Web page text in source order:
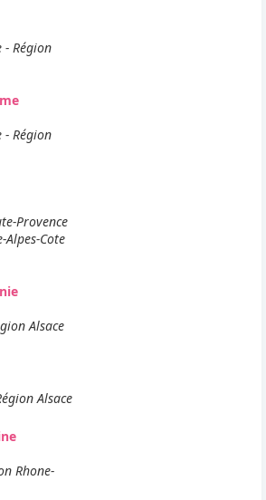
- Région
- Région
Provence
Alpes-Cote
Alsace
Alsace
Rhone-